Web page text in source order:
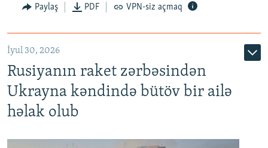
Paylaş PDF VPN-siz açmaq
İyul 30, 2026
Rusiyanın raket zərbəsindən
Ukrayna kəndində bütöv bir ailə
həlak olub